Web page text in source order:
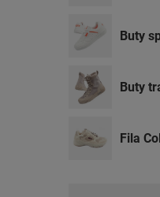
Buty
Buty
Fila